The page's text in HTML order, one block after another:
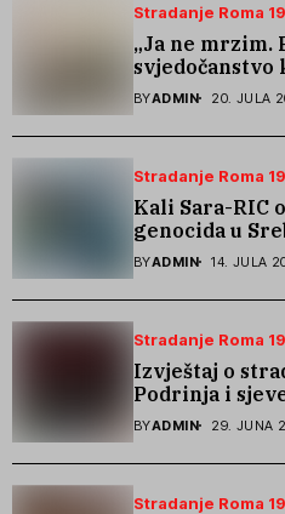
Stradanje Roma
„Ja ne mrzim.
svjedočanstvo
zaboraviti
BYADMIN 20. JULA
Stradanje Roma
Kali Sara-RIC
genocida u
stradanje
BYADMIN 14. JULA
Stradanje Roma
Izvještaj o
Podrinja i
godine
BYADMIN 29. JUNA
Stradanje Roma